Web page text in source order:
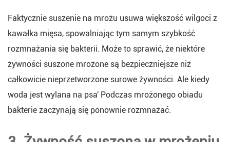
Faktycznie suszenie na mrożu usuwa większość wilgoci z
kawałka mięsa, spowalniając tym samym szybkość
rozmnażania się bakterii. Może to sprawić, że niektóre
żywności suszone mrożone są bezpieczniejsze niż
całkowicie nieprzetworzone surowe żywności. Ale kiedy
woda jest wylana na psa' Podczas mrożonego obiadu
bakterie zaczynają się ponownie rozmnażać.